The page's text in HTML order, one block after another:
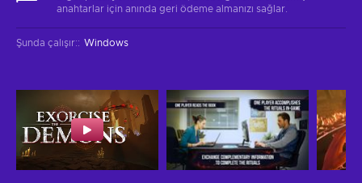
anahtarlar için anında geri ödeme almanızı sağlar.
Şunda çalışır:: Windows